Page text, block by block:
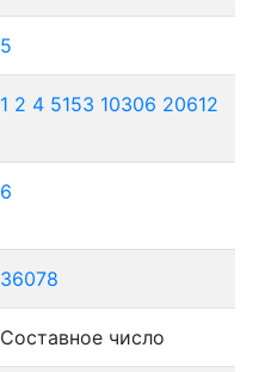
5
1 2 4 5153 10306 20612
6
36078
Составное число